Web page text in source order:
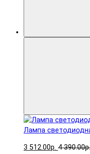
Лампа
3 512.00р. 4 390.00р.